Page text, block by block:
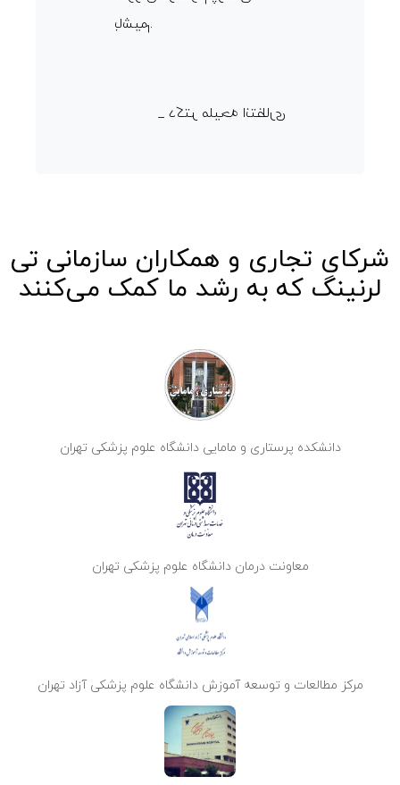
باشيم.
_ دكتر مليحه انتظاری
شرکای تجاری و همکاران سازمانی تی
لرنینگ که به رشد ما کمک می‌کنند
دانشکده پرستاری و مامایی دانشگاه علوم پزشکی تهران
معاونت درمان دانشگاه علوم پزشکی تهران
مرکز مطالعات و توسعه آموزش دانشگاه علوم پزشکی آزاد تهران